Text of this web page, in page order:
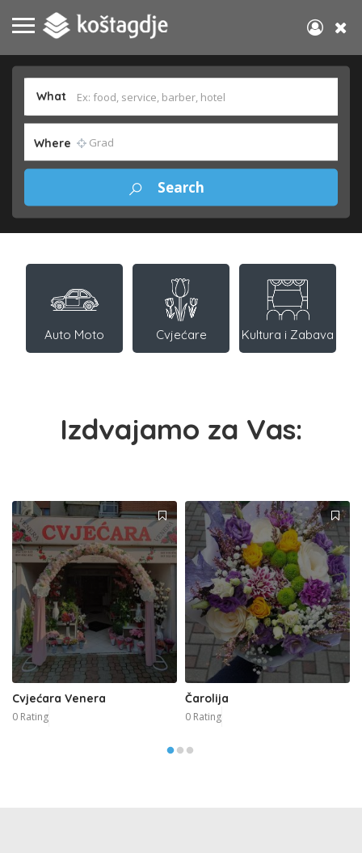
What
Where
Auto Moto Cvjećare Kultura i Zabava
Izdvajamo za Vas:
Cvjećara Venera
0 Rating
Čarolija
0 Rating